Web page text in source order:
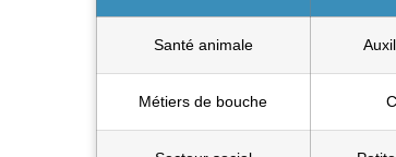
Santé animale
Métiers de bouche